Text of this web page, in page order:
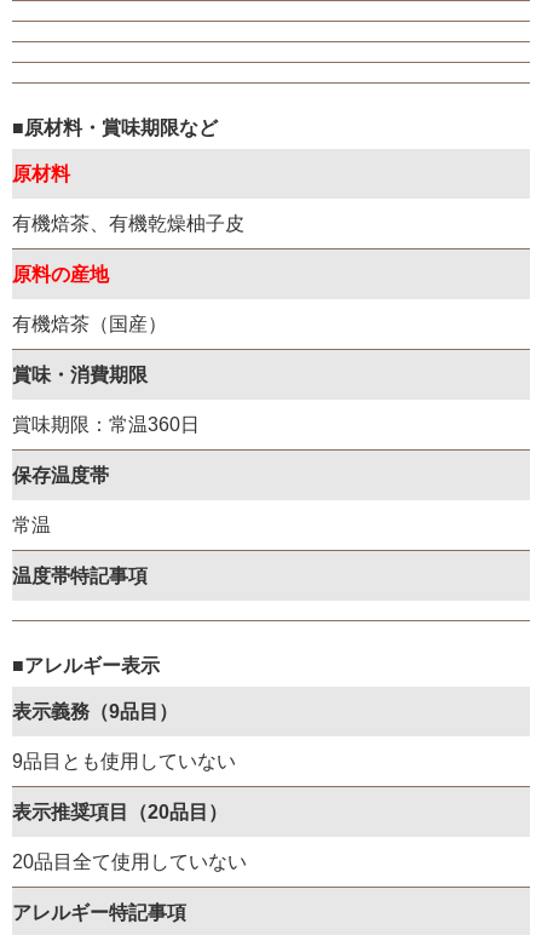
■原材料・賞味期限など
原材料
有機焙茶、有機乾燥柚子皮
原料の産地
有機焙茶（国産）
賞味・消費期限
賞味期限：常温360日
保存温度帯
常温
温度帯特記事項
■アレルギー表示
表示義務（9品目）
9品目とも使用していない
表示推奨項目（20品目）
20品目全て使用していない
アレルギー特記事項